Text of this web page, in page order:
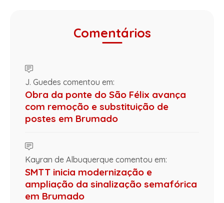
Comentários
J. Guedes comentou em:
Obra da ponte do São Félix avança
com remoção e substituição de
postes em Brumado
Kayran de Albuquerque comentou em:
SMTT inicia modernização e
ampliação da sinalização semafórica
em Brumado